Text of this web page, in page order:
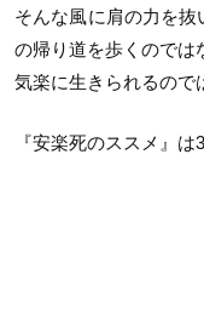
そんな風に肩の力を
の帰り道を歩くのでは
気楽に生きられるので
『安楽死のススメ』は